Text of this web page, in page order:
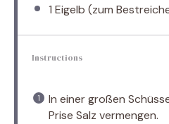
1 Eigelb (zum
Instructions
In einer großen
Prise Salz vermengen.